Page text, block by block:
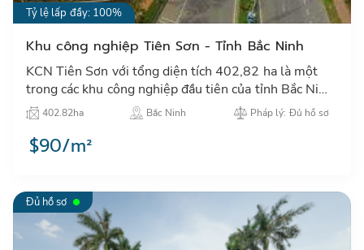
Tỷ lệ lấp đầy: 100%
Khu công nghiệp Tiên Sơn - Tỉnh Bắc Ninh
KCN Tiên Sơn với tổng diện tích 402,82 ha là một
trong các khu công nghiệp đầu tiên của tỉnh Bắc Ninh
với đầy đủ các phân khu chức năng công nghiệp, đô
thị, dịc…
402.82ha Bắc Ninh Pháp lý: Đủ hồ sơ
$90/m²
Đủ hồ sơ